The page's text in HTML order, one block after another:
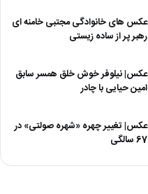
عکس های خانوادگی مجتبی خامنه ای
رهبر پر از ساده زیستی
عکس| نیلوفر خوش خلق همسر سابق
امین حیایی با چادر
عکس| تغییر چهره «شهره صولتی» در
67 سالگی